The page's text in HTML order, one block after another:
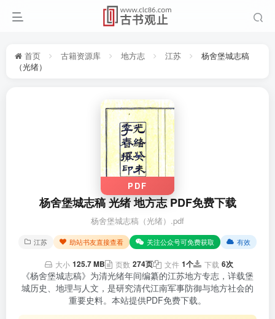
首页 古籍资源库 地方志 江苏
杨舍堡城志稿
（光绪）
PDF
杨舍堡城志稿 光绪 地方志 PDF免费下载
杨舍堡城志稿（光绪）.pdf
江苏 助站书友直接查看 关注公众号可免费获取 有效
大小 125.7 MB 页数 274页 文件 1个 下载 6次
《杨舍堡城志稿》为清光绪年间编纂的江苏地方专志，详载堡
城历史、地理与人文，是研究清代江南军事防御与地方社会的
重要史料。本站提供PDF免费下载。